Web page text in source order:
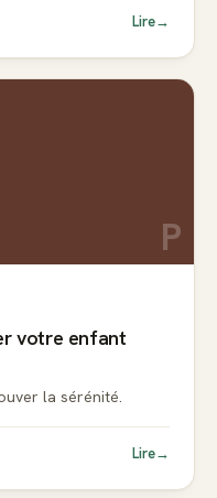
Lire→
P
votre enfant
la sérénité.
Lire→